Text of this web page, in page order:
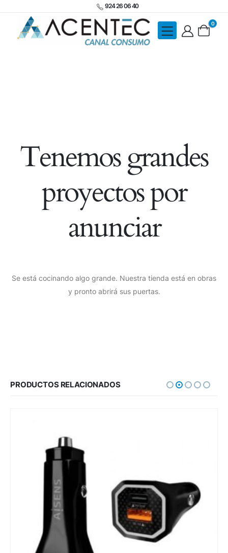
924 26 06 40
0
Tenemos grandes
proyectos por
anunciar
Se está cocinando algo grande. Nuestra tienda está en obras
y pronto abrirá sus puertas.
PRODUCTOS RELACIONADOS